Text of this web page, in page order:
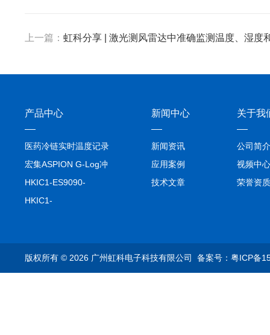
上一篇： 虹科分享 | 激光测风雷达中准确监测温度、湿度
产品中心
医药冷链实时温度记录
仪TIVE Solo 5G
宏集ASPION G-Log冲
击记录仪
HKIC1-ES9090-
setA100/1000base-T1
HKIC1-
析仪
新闻中心
新闻资讯
应用案例
技术文章
关于我
公司简介
视频中心
荣誉资质
版权所有 © 2026 广州虹科电子科技有限公司 备案号：粤ICP备